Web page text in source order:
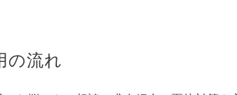
の流れ